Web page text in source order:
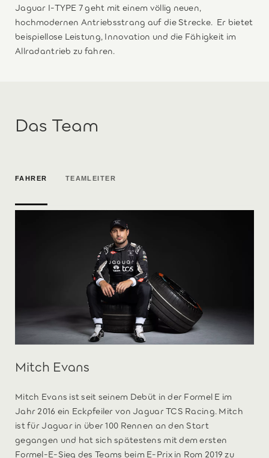
Jaguar I-TYPE 7 geht mit einem völlig neuen,
hochmodernen Antriebsstrang auf die Strecke. Er bietet
beispiellose Leistung, Innovation und die Fähigkeit im
Allradantrieb zu fahren.
Das Team
FAHRER TEAMLEITER
Mitch Evans
Mitch Evans ist seit seinem Debüt in der Formel E im
Jahr 2016 ein Eckpfeiler von Jaguar TCS Racing. Mitch
ist für Jaguar in über 100 Rennen an den Start
gegangen und hat sich spätestens mit dem ersten
Formel-E-Sieg des Teams beim E-Prix in Rom 2019 zu